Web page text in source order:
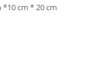
*10 cm * 20 cm